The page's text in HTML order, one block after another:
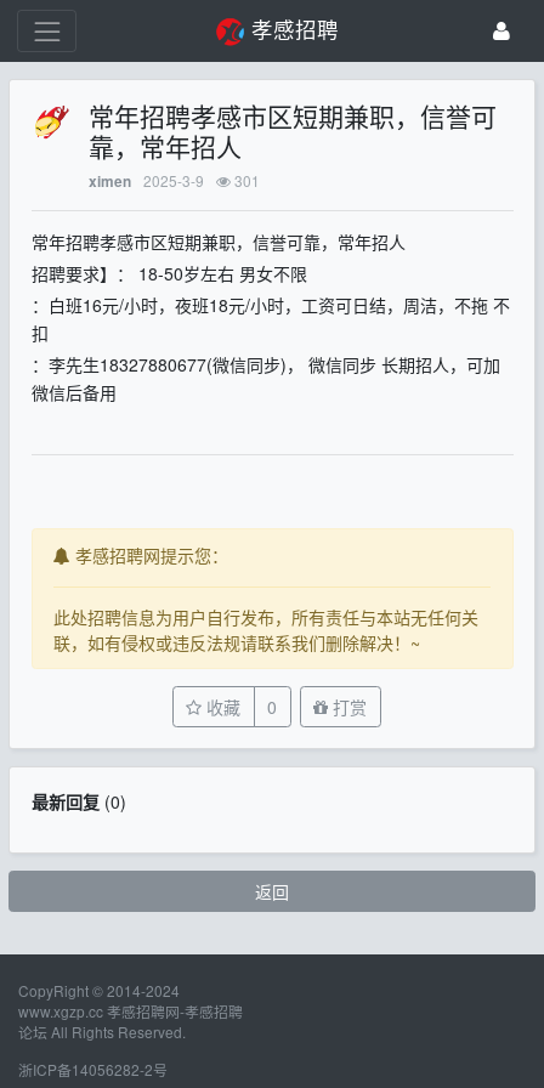
孝感招聘
常年招聘孝感市区短期兼职，信誉可
靠，常年招人
ximen 2025-3-9 301
常年招聘孝感市区短期兼职，信誉可靠，常年招人
招聘要求】： 18-50岁左右 男女不限
：白班16元/小时，夜班18元/小时，工资可日结，周洁，不拖 不
扣
：李先生18327880677(微信同步)， 微信同步 长期招人，可加
微信后备用
孝感招聘网提示您：
此处招聘信息为用户自行发布，所有责任与本站无任何关
联，如有侵权或违反法规请联系我们删除解决！~
收藏 0 打赏
最新回复(0)
返回
CopyRight © 2014-2024
www.xgzp.cc 孝感招聘网-孝感招聘
论坛 All Rights Reserved.
浙ICP备14056282-2号